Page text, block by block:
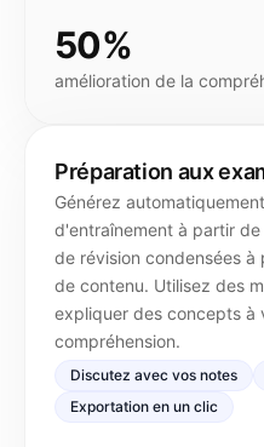
50%
amélioration de la
Préparation aux
Générez
d'entraînement à partir
de révision condensées
de contenu. Utilisez des
expliquer des concepts à
compréhension.
Discutez avec vos notes
Exportation en un clic